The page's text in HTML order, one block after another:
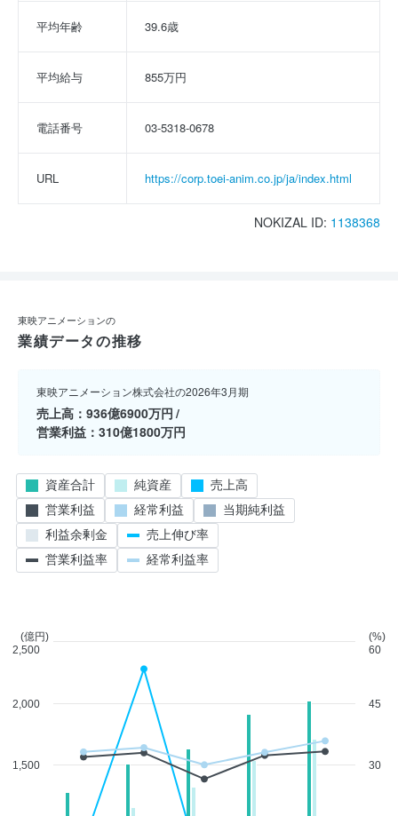
平均年齢 39.6歳
平均給与 855万円
電話番号 03-5318-0678
URL https://corp.toei-anim.co.jp/ja/index.html
NOKIZAL ID: 1138368
東映アニメーションの
業績データの推移
東映アニメーション株式会社の2026年3月期
売上高
936億6900万円
営業利益
310億1800万円
1,500
2,000
(億円)
2,500
30
45
(%)
60
資産合計 純資産
売上高
営業利益
経常利益
当期純利益
利益余剰金
売上伸び率
営業利益率
経常利益率